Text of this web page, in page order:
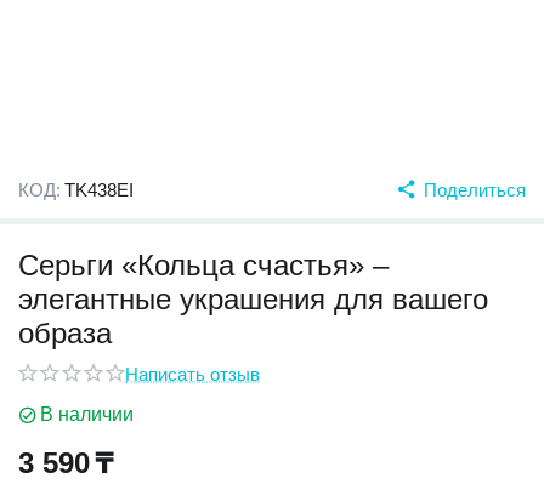
КОД: TK438EI Поделиться
Серьги «Кольца счастья» –
элегантные украшения для вашего
образа
Написать отзыв
В наличии
3 590₸